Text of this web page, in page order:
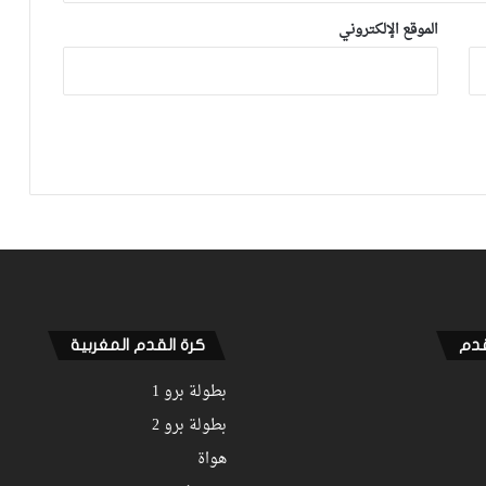
آسفي والحسنية تطيح بـ”الكوديم”
الموقع الإلكتروني
كرة القدم المغربية
بطولة برو 1
بطولة برو 2
هواة